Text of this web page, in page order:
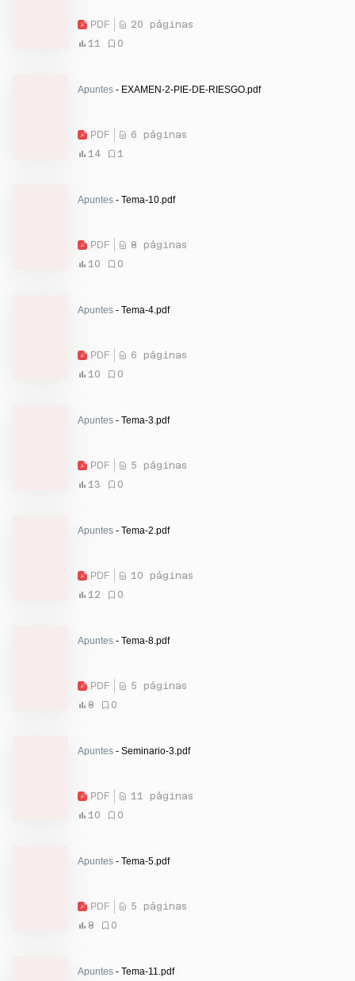
PDF
20 páginas
11
0
Apuntes - EXAMEN-2-PIE-DE-RIESGO.pdf
PDF
6 páginas
14
1
Apuntes - Tema-10.pdf
PDF
8 páginas
10
0
Apuntes - Tema-4.pdf
PDF
6 páginas
10
0
Apuntes - Tema-3.pdf
PDF
5 páginas
13
0
Apuntes - Tema-2.pdf
PDF
10 páginas
12
0
Apuntes - Tema-8.pdf
PDF
5 páginas
8
0
Apuntes - Seminario-3.pdf
PDF
11 páginas
10
0
Apuntes - Tema-5.pdf
PDF
5 páginas
8
0
Apuntes - Tema-11.pdf